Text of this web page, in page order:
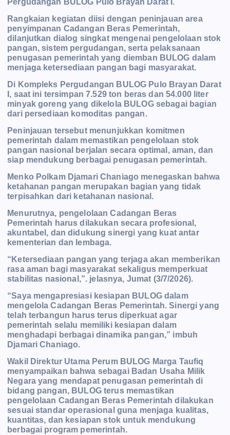
Rangkaian kegiatan diisi dengan peninjauan area
penyimpanan Cadangan Beras Pemerintah,
dilanjutkan dialog singkat mengenai pengelolaan stok
pangan, sistem pergudangan, serta pelaksanaan
penugasan pemerintah yang diemban BULOG dalam
menjaga ketersediaan pangan bagi masyarakat.
Di Kompleks Pergudangan BULOG Pulo Brayan Darat
I, saat ini tersimpan 7.529 ton beras dan 54.000 liter
minyak goreng yang dikelola BULOG sebagai bagian
dari persediaan komoditas pangan.
Peninjauan tersebut menunjukkan komitmen
pemerintah dalam memastikan pengelolaan stok
pangan nasional berjalan secara optimal, aman, dan
siap mendukung berbagai penugasan pemerintah.
Menko Polkam Djamari Chaniago menegaskan bahwa
ketahanan pangan merupakan bagian yang tidak
terpisahkan dari ketahanan nasional.
Menurutnya, pengelolaan Cadangan Beras
Pemerintah harus dilakukan secara profesional,
akuntabel, dan didukung sinergi yang kuat antar
kementerian dan lembaga.
“Ketersediaan pangan yang terjaga akan memberikan
rasa aman bagi masyarakat sekaligus memperkuat
stabilitas nasional,”. jelasnya, Jumat (3/7/2026).
“Saya mengapresiasi kesiapan BULOG dalam
mengelola Cadangan Beras Pemerintah. Sinergi yang
telah terbangun harus terus diperkuat agar
pemerintah selalu memiliki kesiapan dalam
menghadapi berbagai dinamika pangan,” imbuh
Djamari Chaniago.
Wakil Direktur Utama Perum BULOG Marga Taufiq
menyampaikan bahwa sebagai Badan Usaha Milik
Negara yang mendapat penugasan pemerintah di
bidang pangan, BULOG terus memastikan
pengelolaan Cadangan Beras Pemerintah dilakukan
sesuai standar operasional guna menjaga kualitas,
kuantitas, dan kesiapan stok untuk mendukung
berbagai program pemerintah.